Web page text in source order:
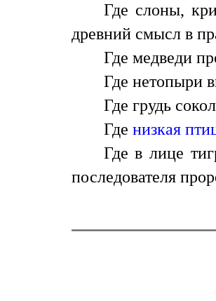
Где слоны,
древний смысл в
Где медведи
Где нетопыри
Где грудь
Где низкая
Где в лице
последователя